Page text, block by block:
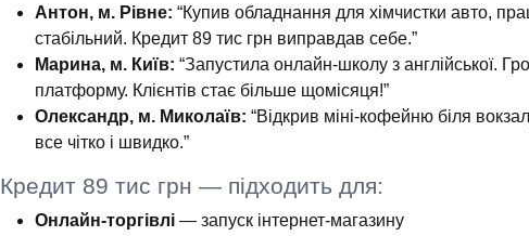
Антон, м. Рівне: “Купив обладнання для хімчистки авто,
стабільний. Кредит 89 тис грн виправдав себе.”
Марина, м. Київ: “Запустила онлайн-школу з англійської.
платформу. Клієнтів стає більше щомісяця!”
Олександр, м. Миколаїв: “Відкрив міні-кофейню біля
все чітко і швидко.”
Кредит 89 тис грн — підходить для:
Онлайн-торгівлі— запуск інтернет-магазину